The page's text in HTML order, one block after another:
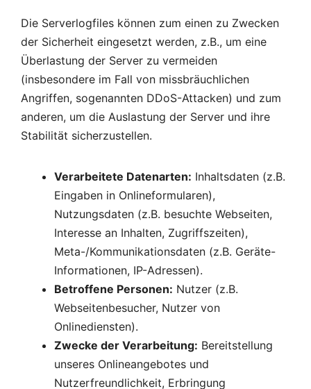
Die Serverlogfiles können zum einen zu Zwecken
der Sicherheit eingesetzt werden, z.B., um eine
Überlastung der Server zu vermeiden
(insbesondere im Fall von missbräuchlichen
Angriffen, sogenannten DDoS-Attacken) und zum
anderen, um die Auslastung der Server und ihre
Stabilität sicherzustellen.
Verarbeitete Datenarten: Inhaltsdaten (z.B.
Eingaben in Onlineformularen),
Nutzungsdaten (z.B. besuchte Webseiten,
Interesse an Inhalten, Zugriffszeiten),
Meta-/Kommunikationsdaten (z.B. Geräte-
Informationen, IP-Adressen).
Betroffene Personen: Nutzer (z.B.
Webseitenbesucher, Nutzer von
Onlinediensten).
Zwecke der Verarbeitung: Bereitstellung
unseres Onlineangebotes und
Nutzerfreundlichkeit, Erbringung